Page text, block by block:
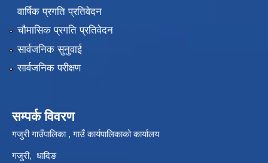
वार्षिक प्रगति प्रतिवेदन
चौमासिक प्रगति प्रतिवेदन
सार्वजनिक सुनुवाई
सार्वजनिक परीक्षण
सम्पर्क विवरण
गजुरी गाउँपालिका , गाउँ कार्यपालिकाको कार्यालय
गजुरी, धादिङ